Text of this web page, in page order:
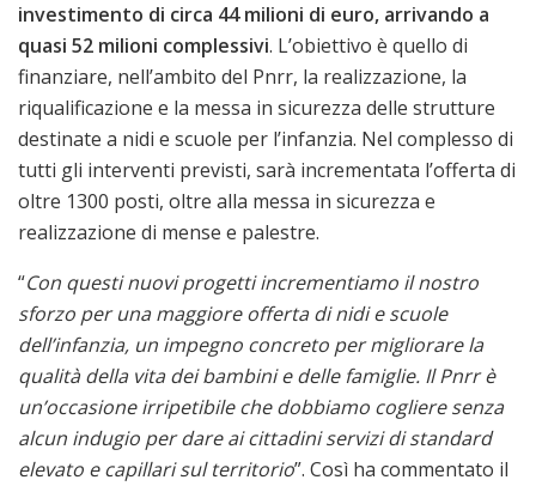
investimento di circa 44 milioni di euro, arrivando a
quasi 52 milioni complessivi. L’obiettivo è quello di
finanziare, nell’ambito del Pnrr, la realizzazione, la
riqualificazione e la messa in sicurezza delle strutture
destinate a nidi e scuole per l’infanzia. Nel complesso di
tutti gli interventi previsti, sarà incrementata l’offerta di
oltre 1300 posti, oltre alla messa in sicurezza e
realizzazione di mense e palestre.
“Con questi nuovi progetti incrementiamo il nostro
sforzo per una maggiore offerta di nidi e scuole
dell’infanzia, un impegno concreto per migliorare la
qualità della vita dei bambini e delle famiglie. Il Pnrr è
un’occasione irripetibile che dobbiamo cogliere senza
alcun indugio per dare ai cittadini servizi di standard
elevato e capillari sul territorio”. Così ha commentato il